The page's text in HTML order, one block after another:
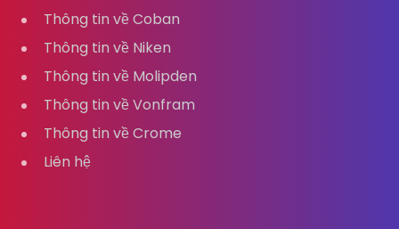
Thông tin về Coban
Thông tin về Niken
Thông tin về Molipden
Thông tin về Vonfram
Thông tin về Crome
Liên hệ